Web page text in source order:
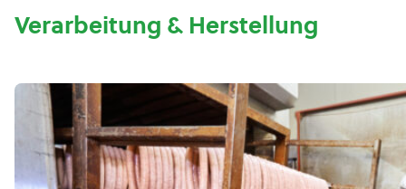
Verarbeitung & Herstellung